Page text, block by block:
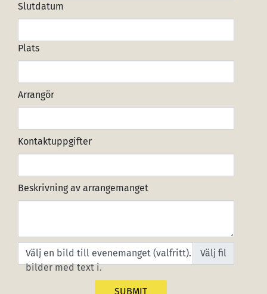
Slutdatum
Plats
Arrangör
Kontaktuppgifter
Beskrivning av arrangemanget
Välj en bild till evenemanget (valfritt). OBS! Ej
bilder med text i.